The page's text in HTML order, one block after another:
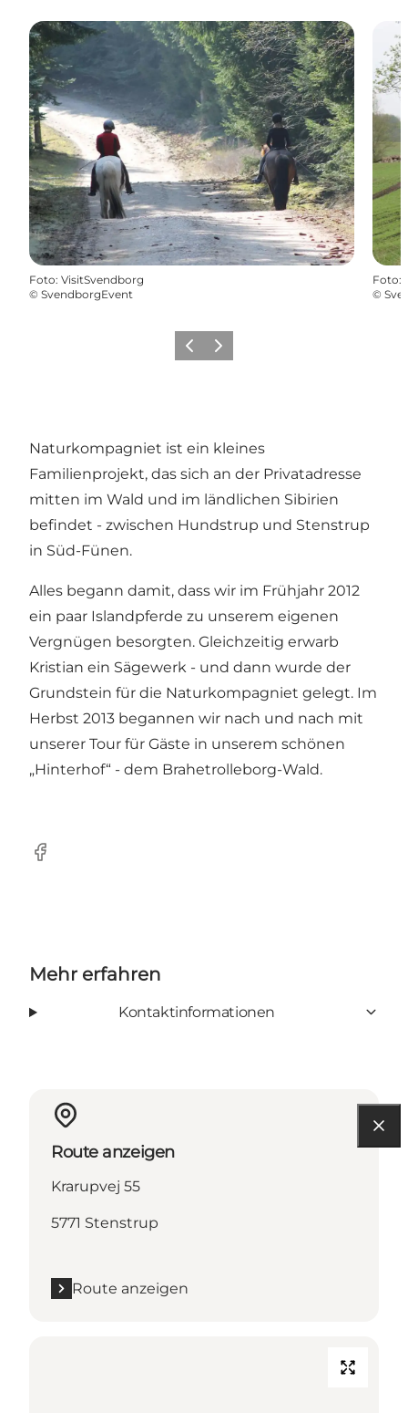
Foto: VisitSvendborg
© SvendborgEvent
Foto:
©
Vorherige Folie
Nächste Folie
Naturkompagniet ist ein kleines
Familienprojekt, das sich an der Privatadresse
mitten im Wald und im ländlichen Sibirien
befindet - zwischen Hundstrup und Stenstrup
in Süd-Fünen.
Alles begann damit, dass wir im Frühjahr 2012
ein paar Islandpferde zu unserem eigenen
Vergnügen besorgten. Gleichzeitig erwarb
Kristian ein Sägewerk - und dann wurde der
Grundstein für die Naturkompagniet gelegt. Im
Herbst 2013 begannen wir nach und nach mit
unserer Tour für Gäste in unserem schönen
„Hinterhof“ - dem Brahetrolleborg-Wald.
Facebook
Mehr erfahren
Kontaktinformationen
Route anzeigen
Krarupvej 55
5771 Stenstrup
Route anzeigen